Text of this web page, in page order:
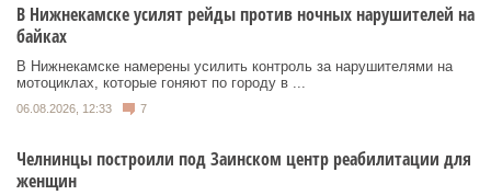
В Нижнекамске усилят рейды против ночных нарушителей на
байках
В Нижнекамске намерены усилить контроль за нарушителями на
мотоциклах, которые гоняют по городу в ...
06.08.2026, 12:33 7
Челнинцы построили под Заинском центр реабилитации для
женщин